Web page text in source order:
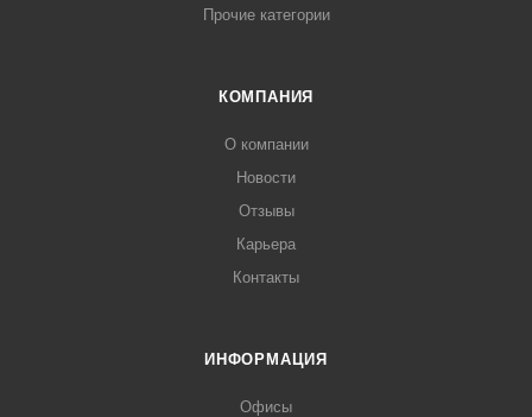
Прочие категории
КОМПАНИЯ
О компании
Новости
Отзывы
Карьера
Контакты
ИНФОРМАЦИЯ
Офисы